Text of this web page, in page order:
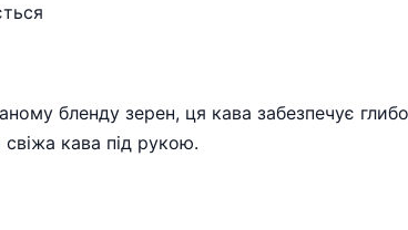
бленду зерен, ця кава забезпечує
кава під рукою.